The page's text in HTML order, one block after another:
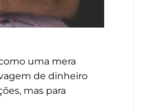
uma mera
de dinheiro
mas para